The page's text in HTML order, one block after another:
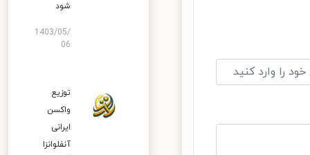
شود
1403/05/
06
توزیع
واکسن
ایرانی
آنفلوانزا